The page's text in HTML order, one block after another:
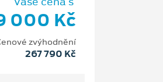
000 Kč
zvýhodnění
267 790 Kč